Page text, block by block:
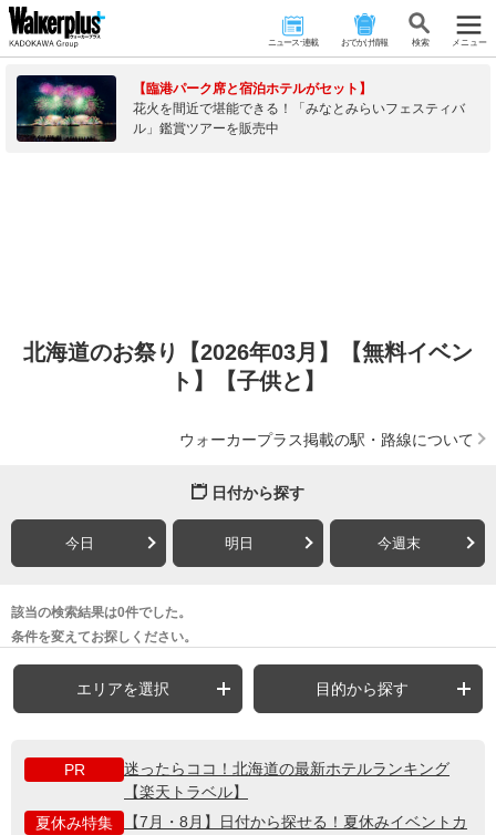
ニュース･連載 おでかけ情報 検 索 メニュー
【臨港パーク席と宿泊ホテルがセット】
花火を間近で堪能できる！「みなとみらいフェスティバ
ル」鑑賞ツアーを販売中
北海道のお祭り【2026年03月】【無料イベン
ト】【子供と】
ウォーカープラス掲載の駅・路線について
日付から探す
今日 明日 今週末
該当の検索結果は0件でした。
条件を変えてお探しください。
エリアを選択 目的から探す
PR
迷ったらココ！北海道の最新ホテルランキング
【楽天トラベル】
夏休み特集
【7月・8月】日付から探せる！夏休みイベントカ